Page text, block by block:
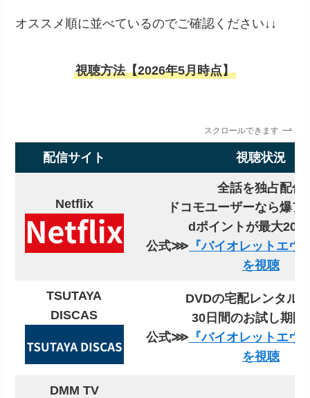
オススメ順に並べているのでご確認ください↓↓
視聴方法【2026年5月時点】
スクロールできます
配信サイト 視聴状況
Netflix
全話を独占配信
ドコモユーザーなら爆ア
dポイントが最大
公式⋙ 『バイオレットエヴ
を視聴
TSUTAYA
DISCAS
DVDの宅配レンタル
30日間のお試し期間
公式⋙ 『バイオレットエヴ
を視聴
DMM TV